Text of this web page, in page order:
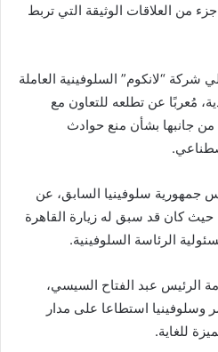
من العلاقات الوثيقة التي تربط
“لانكوم” السلوفينية العاملة
مُعربًا عن تطلعه للتعاون مع
جانبها بشأن منع حوادث
جمهورية سلوفينيا السابق، عن
كان قد سبق له زيارة القاهرة
الرئاسة السلوفينية.
الرئيس عبد الفتاح السيسي،
وسلوفينيا استطاعا على مدار
للغاية.